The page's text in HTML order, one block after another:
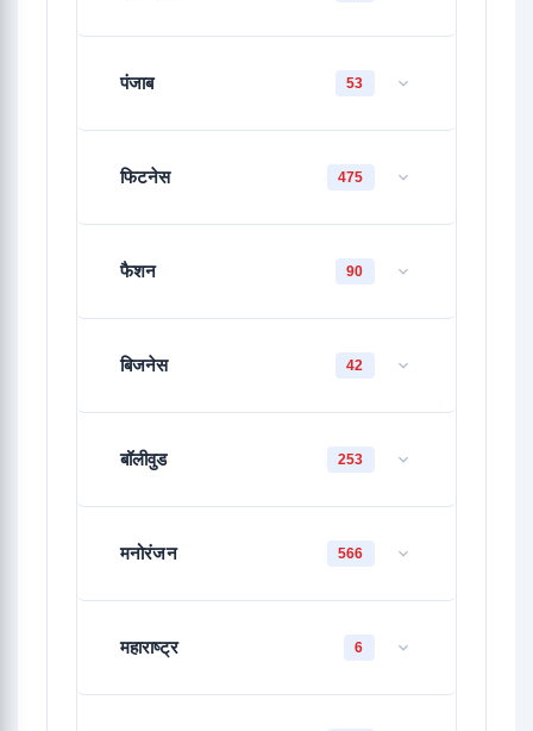
पंजाब 53
फिटनेस 475
फैशन 90
बिजनेस 42
बॉलीवुड 253
मनोरंजन 566
महाराष्ट्र 6